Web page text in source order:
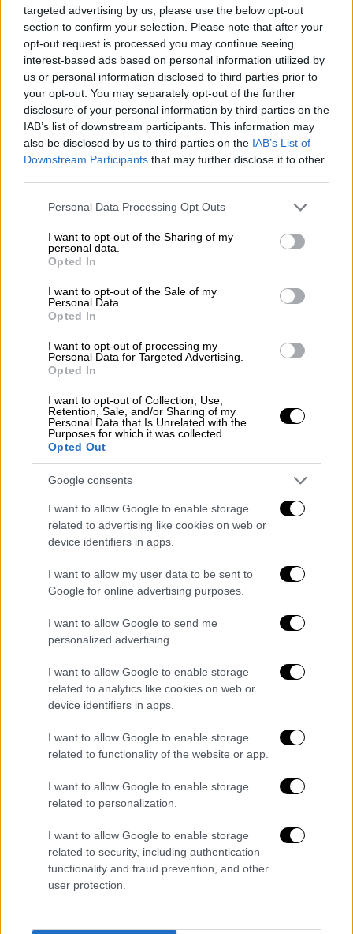
targeted advertising by us, please use the below opt-out
section to confirm your selection. Please note that after your
opt-out request is processed you may continue seeing
interest-based ads based on personal information utilized by
us or personal information disclosed to third parties prior to
your opt-out. You may separately opt-out of the further
disclosure of your personal information by third parties on the
IAB’s list of downstream participants. This information may
also be disclosed by us to third parties on the IAB’s List of
Downstream Participants that may further disclose it to other
Please note that this website/app uses one or more Google
not limited to your visit or usage behaviour. You may click to
grant or deny consent to Google and its third-party tags to
use your data for below specified purposes in below Google
consent section.
Personal Data Processing Opt Outs
I want to opt-out of the Sharing of my
personal data.
Opted In
I want to opt-out of the Sale of my
Personal Data.
Opted In
I want to opt-out of processing my
Personal Data for Targeted Advertising.
Opted In
I want to opt-out of Collection, Use,
Retention, Sale, and/or Sharing of my
Personal Data that Is Unrelated with the
Purposes for which it was collected.
Opted Out
Google consents
I want to allow Google to enable storage
related to advertising like cookies on web or
device identifiers in apps.
I want to allow my user data to be sent to
Google for online advertising purposes.
I want to allow Google to send me
personalized advertising.
I want to allow Google to enable storage
related to analytics like cookies on web or
device identifiers in apps.
I want to allow Google to enable storage
related to functionality of the website or app.
I want to allow Google to enable storage
related to personalization.
I want to allow Google to enable storage
related to security, including authentication
functionality and fraud prevention, and other
user protection.
στον ουκρανικό στρατό.
Το κείμενο κάνει λόγο περί«νέας ορμής»και
περί «ουκρανικής προόδου» στα πεδία των
μαχών «τους τελευταίους μήνες».
ΔΙΑΒΑΣΤΕ ΕΠΙΣΗΣ
Κόσμος|16.06.2026 19:37
Τραμπ στη συνάντηση των G7: Νέες
κυρώσεις προς τη Ρωσία - «Θα κάνω
πολέμου»
Σύμφωνα με την ανακοίνωση, οι ηγέτες
θεωρούν πως αυτή είναι η«σωστή στιγμή»
για τη λήψη επιπρόσθετων μέτρων σε βάρος
που προβλέπει το άνοιγμα των
Στενών του
Ορμούζ.
Πέρα από την υποστήριξη με τη χορήγηση
όπλωνκαιπυρομαχικών
στον στρατό του
Κιέβου η G7 υποσχέθηκε επίσης βοήθεια
στην Ουκρανία στον τομέα της ενέργειας,
ώστε η χώρα να μπορέσει να ανταπεξέλθει
«τον επόμενο χειμώνα», παρά το ότι ο
ρωσικός στρατός βάζει στο στόχαστρο
διανομής.
Εμανουέλ Μακρόν,ο
οικοδεσπότης της συνόδου, τη χαρακτήρισε
«στιγμή στρατηγικής αφύπνισης» και μίλησε
Instagram για «νίκες» ως προς την
υποστήριξη της Ουκρανίας. Ο Γερμανός
καγκελάριος Φρίντριχ Μερτς μίλησε για
«ημέρα ελπίδας» και «πιθανότητα για (να
αποκατασταθεί) ειρήνη», επισημαίνοντας τη
δήλωση του Αμερικανού προέδρου
Ντόναλντ
Τραμπ,σύμφωνα με τον οποίο είναι καιρός η
Ρωσία «να κλείσει συμφωνία» με την